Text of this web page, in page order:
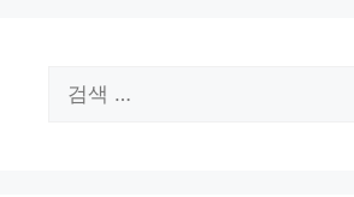
색: